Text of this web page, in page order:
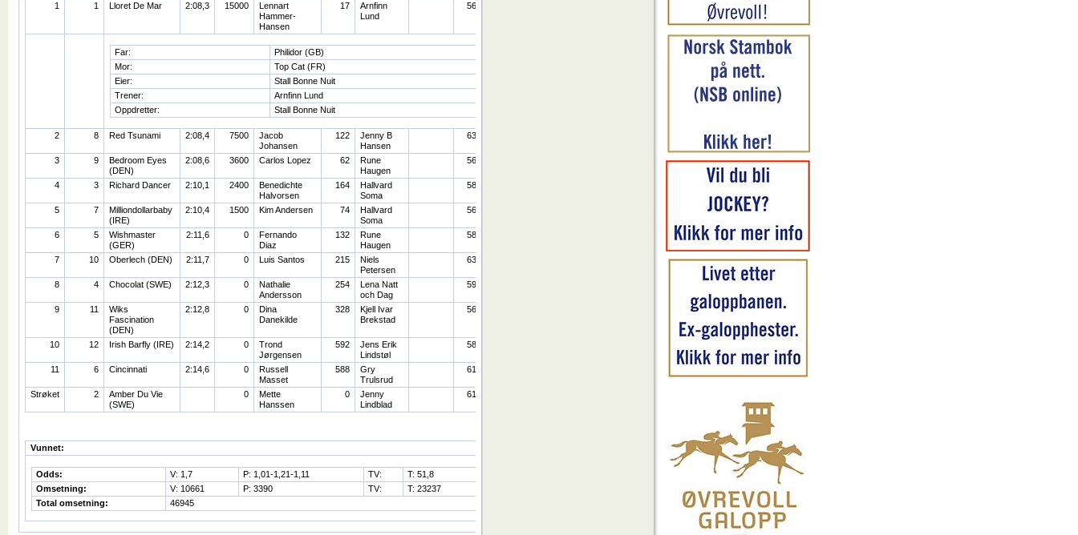
1 1 Lloret De Mar 2:08,3 15000
Lennart
Hammer-
Hansen
17
Arnfinn
Lund
56
Far:
Philidor (GB)
Mor:
Top Cat (FR)
Eier:
Stall Bonne Nuit
Trener:
Arnfinn Lund
Oppdretter:
Stall Bonne Nuit
2 8 Red Tsunami 2:08,4 7500
Jacob
Johansen
122
Jenny B
Hansen
63
3 9
Bedroom Eyes
(DEN)
2:08,6 3600 Carlos Lopez 62
Rune
Haugen
56
4 3 Richard Dancer 2:10,1 2400
Benedichte
Halvorsen
164
Hallvard
Soma
58
5 7
Milliondollarbaby
(IRE)
2:10,4 1500 Kim Andersen 74
Hallvard
Soma
56
6 5
Wishmaster
(GER)
2:11,6 0
Fernando
Diaz
132
Rune
Haugen
58
7 10 Oberlech (DEN) 2:11,7 0 Luis Santos 215
Niels
Petersen
63
8 4 Chocolat (SWE) 2:12,3 0
Nathalie
Andersson
254
Lena Natt
och Dag
59
9 11
Wiks
Fascination
(DEN)
2:12,8 0
Dina
Danekilde
328
Kjell Ivar
Brekstad
56
10 12 Irish Barfly (IRE) 2:14,2 0
Trond
Jørgensen
592
Jens Erik
Lindstøl
58
11 6 Cincinnati 2:14,6 0
Russell
Masset
588
Gry
Trulsrud
61
Strøket 2
Amber Du Vie
(SWE)
0
Mette
Hanssen
0
Jenny
Lindblad
61
Vunnet:
Odds: V: 1,7 P: 1,01-1,21-1,11 TV:
T: 51,8
Omsetning:
V: 10661 P: 3390 TV:
T: 23237
Total omsetning:
46945